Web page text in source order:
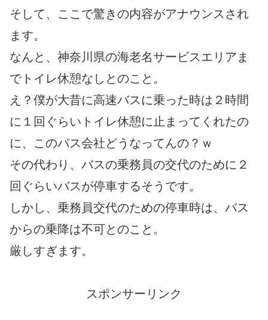
そして、ここで驚きの内容がアナウンスされ
ます。
なんと、神奈川県の海老名サービスエリアま
でトイレ休憩なしとのこと。
え？僕が大昔に高速バスに乗った時は２時間
に１回ぐらいトイレ休憩に止まってくれたの
に、このバス会社どうなってんの？ｗ
その代わり、バスの乗務員の交代のために２
回ぐらいバスが停車するそうです。
しかし、乗務員交代のための停車時は、バス
からの乗降は不可とのこと。
厳しすぎます。
スポンサーリンク